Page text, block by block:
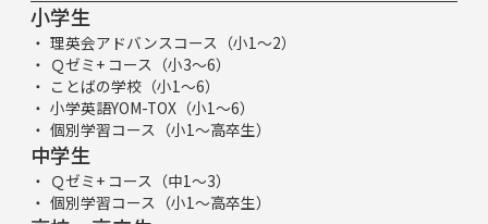
小学生
理英会アドバンスコース（小1～2）
Ｑゼミ+ コース（小3～6）
ことばの学校（小1～6）
小学英語YOM-TOX（小1～6）
個別学習コース（小1～高卒生）
中学生
Ｑゼミ+ コース（中1～3）
個別学習コース（小1～高卒生）